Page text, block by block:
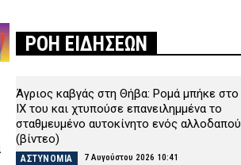
ΡΟΗ ΕΙΔΗΣΕΩΝ
Άγριος καβγάς στη Θήβα: Ρομά μπήκε στο
ΙΧ του και χτυπούσε επανειλημμένα το
σταθμευμένο αυτοκίνητο ενός αλλοδαπού
(βίντεο)
ΑΣΤΥΝΟΜΙΑ 7 Αυγούστου 2026 10:41